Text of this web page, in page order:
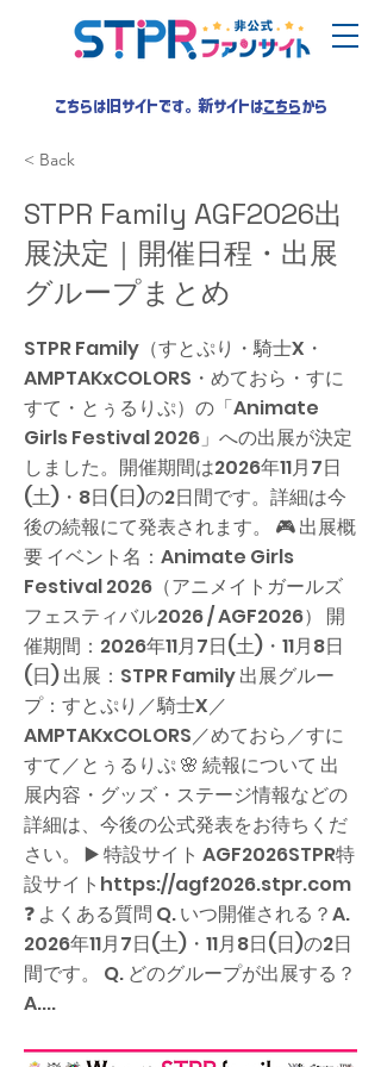
こちらは旧サイトです。新サイトはこちらから
< Back
STPR Family AGF2026出
展決定｜開催日程・出展
グループまとめ
STPR Family（すとぷり・騎士X・
AMPTAKxCOLORS・めておら・すに
すて・とぅるりぷ）の「Animate
Girls Festival 2026」への出展が決定
しました。開催期間は2026年11月7日
(土)・8日(日)の2日間です。詳細は今
後の続報にて発表されます。 🎮 出展概
要 イベント名：Animate Girls
Festival 2026（アニメイトガールズ
フェスティバル2026 / AGF2026） 開
催期間：2026年11月7日(土)・11月8日
(日) 出展：STPR Family 出展グルー
プ：すとぷり／騎士X／
AMPTAKxCOLORS／めておら／すに
すて／とぅるりぷ 🌸 続報について 出
展内容・グッズ・ステージ情報などの
詳細は、今後の公式発表をお待ちくだ
さい。 ▶️ 特設サイト AGF2026STPR特
設サイト https://agf2026.stpr.com
❓ よくある質問 Q. いつ開催される？A.
2026年11月7日(土)・11月8日(日)の2日
間です。 Q. どのグループが出展する？
A....